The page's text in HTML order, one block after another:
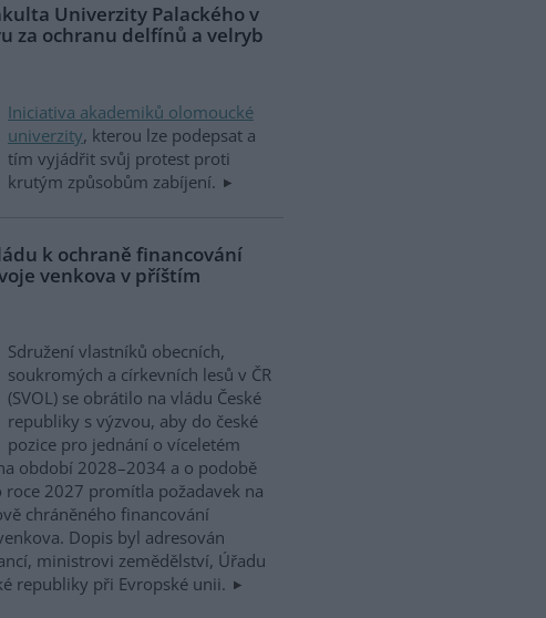
Univerzity Palackého v
za ochranu delfínů a velryb
Iniciativa akademiků olomoucké
univerzity, kterou lze podepsat a
tím vyjádřit svůj protest proti
krutým způsobům zabíjení.
k ochraně financování
venkova v příštím
Sdružení vlastníků obecních,
soukromých a církevních lesů v ČR
(SVOL) se obrátilo na vládu České
republiky s výzvou, aby do české
pozice pro jednání o víceletém
období 2028–2034 a o podobě
2027 promítla požadavek na
chráněného financování
Dopis byl adresován
ministrovi zemědělství, Úřadu
republiky při Evropské unii.